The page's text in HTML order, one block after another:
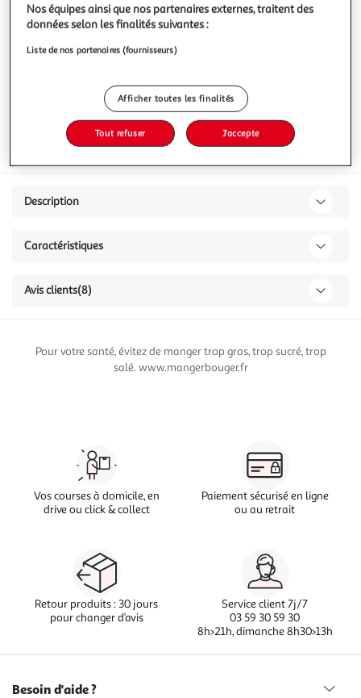
Vous voulez connaître le prix de ce produit ?
Afficher le prix
Eurofeuille - Bio européen
Description
Caractéristiques
Avis clients(8)
Pour votre santé, évitez de manger trop gras, trop sucré, trop
salé. www.mangerbouger.fr
Vos courses à domicile, en
drive ou click & collect
Paiement sécurisé en ligne
ou au retrait
Retour produits : 30 jours
pour changer d’avis
Service client 7j/7
03 59 30 59 30
8h>21h, dimanche 8h30>13h
Besoin d'aide ?
Nos équipes ainsi que nos partenaires externes, traitent des
données selon les finalités suivantes :
Liste de nos partenaires (fournisseurs)
Afficher toutes les finalités
Tout refuser J'accepte